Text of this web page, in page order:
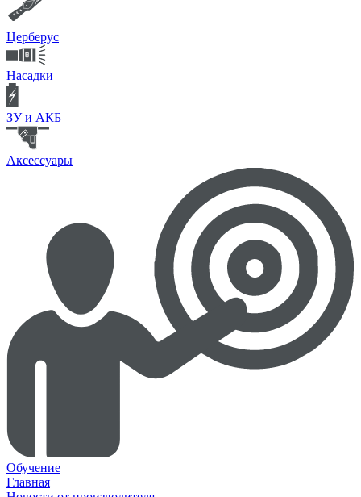
Церберус
Насадки
ЗУ и АКБ
Аксессуары
Обучение
Главная